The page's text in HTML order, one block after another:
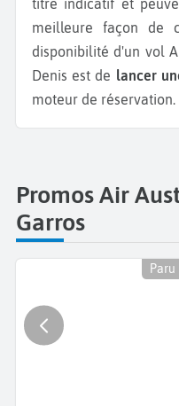
titre indicatif et
meilleure façon de
disponibilité d'un vol
Denis est de lancer
moteur de réservation.
Promos Air
Garros
Paru